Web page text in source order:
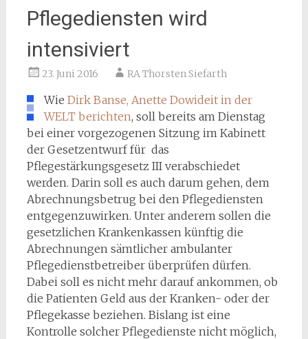
Pflegediensten wird
intensiviert
23. Juni 2016 RA Thorsten Siefarth
Wie Dirk Banse, Anette Dowideit in der
WELT berichten, soll bereits am Dienstag
bei einer vorgezogenen Sitzung im Kabinett
der Gesetzentwurf für das
Pflegestärkungsgesetz III verabschiedet
werden. Darin soll es auch darum gehen, dem
Abrechnungsbetrug bei den Pflegediensten
entgegenzuwirken. Unter anderem sollen die
gesetzlichen Krankenkassen künftig die
Abrechnungen sämtlicher ambulanter
Pflegedienstbetreiber überprüfen dürfen.
Dabei soll es nicht mehr darauf ankommen, ob
die Patienten Geld aus der Kranken- oder der
Pflegekasse beziehen. Bislang ist eine
Kontrolle solcher Pflegedienste nicht möglich,